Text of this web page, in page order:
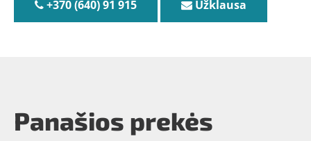
+370 (640) 91 915 Užklausa
Panašios prekės